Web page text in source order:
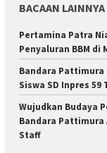
BACAAN LAINNYA
Pertamina Patra
Penyaluran BBM di
Bandara Pattimura
Siswa SD Inpres
Wujudkan Budaya
Bandara Pattimura
Staff